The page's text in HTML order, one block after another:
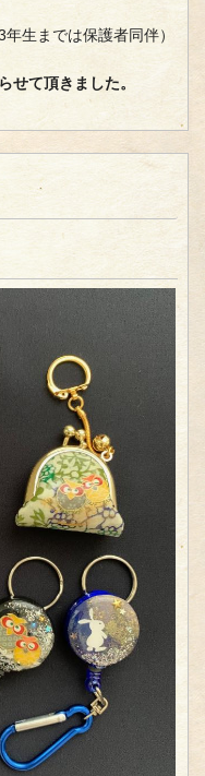
生までは保護者同伴）
て頂きました。